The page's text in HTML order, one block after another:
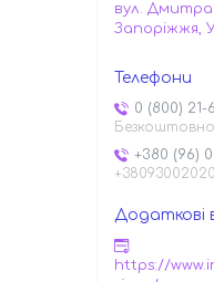
вул.
Запоріжжя,
0 (800) 21-
+380 (96)
https://